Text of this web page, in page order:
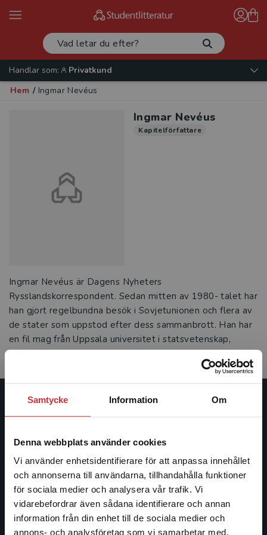
Samtycke Information Om
Denna webbplats använder cookies
Vi använder enhetsidentifierare för att anpassa innehållet
och annonserna till användarna, tillhandahålla funktioner
för sociala medier och analysera vår trafik. Vi
vidarebefordrar även sådana identifierare och annan
information från din enhet till de sociala medier och
annons- och analysföretag som vi samarbetar med.
Begränsad fraktregion
Handlar som:
Privatkund
Hem / Ingmar Nevéus
Ingmar Nevéus
Kapitelförfattare
Ingmar Nevéus är Dagens Nyheters
Rysslandskorrespondent. Sedan mitten av 1980- talet har
han gjort regelbundna besök i Sovjetunionen och flera av
de stater som uppstod efter dess sammanbrott. Han har
en fil mag från Uppsala universitet i statsvetenskap,
nationalekonomi och ryska.
Studentlitteratur
Studentlitteratur grundades 1963 och är idag Sveriges
ledande utbildningsförlag. Med läromedel, kurslitteratur,
facklitteratur, utbildningar och digitala
informationstjänster i utbudet, finns Studentlitteratur med
längs hela kunskapsresan.
Kontakta oss